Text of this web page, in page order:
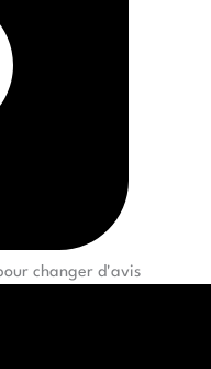
changer d'avis